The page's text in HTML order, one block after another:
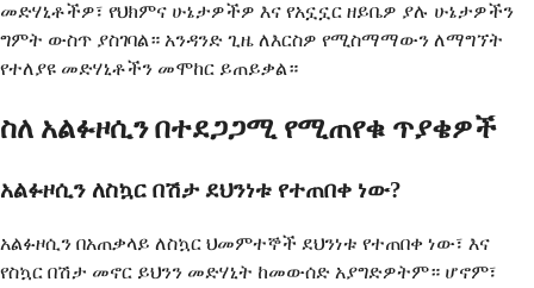
መድሃኒቶችዎ፣ የህክምና ሁኔታዎችዎ እና የአኗኗር ዘይቤዎ ያሉ ሁኔታዎችን
ግምት ውስጥ ያስገባል። አንዳንድ ጊዜ ለእርስዎ የሚስማማውን ለማግኘት
የተለያዩ መድሃኒቶችን መሞከር ይጠይቃል።
ስለ አልፉዞሲን በተደጋጋሚ የሚጠየቁ ጥያቄዎች
አልፉዞሲን ለስኳር በሽታ ደህንነቱ የተጠበቀ ነው?
አልፉዞሲን በአጠቃላይ ለስኳር ህመምተኞች ደህንነቱ የተጠበቀ ነው፣ እና
የስኳር በሽታ መኖር ይህንን መድሃኒት ከመውሰድ አያግድዎትም። ሆኖም፣